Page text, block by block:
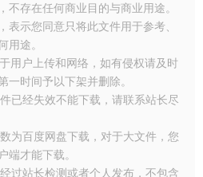
不存在任何商业目的与商业用途。
表示您同意只将此文件用于参考、
用途。
用户上传和网络，如有侵权请及时
一时间予以下架并删除。
已经失效不能下载，请联系站长尽
为百度网盘下载，对于大文件，您
端才能下载。
过站长检测或者个人发布，不包含